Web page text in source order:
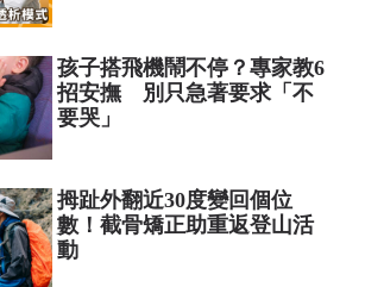
孩子搭飛機鬧不停？專家教6
招安撫 別只急著要求「不
要哭」
拇趾外翻近30度變回個位
數！截骨矯正助重返登山活
動